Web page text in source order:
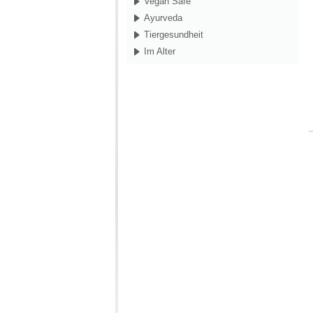
Ayurveda
Tiergesundheit
Im Alter